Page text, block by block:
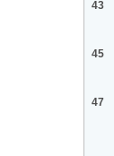
43
45
47